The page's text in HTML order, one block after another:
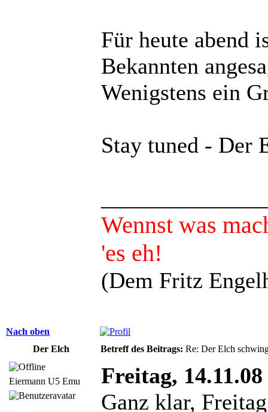
Für heute abend
Bekannten
Wenigstens ein
Stay tuned - Der
Wennst was
'es eh!
(Dem Fritz
Nach oben
Der Elch
Betreff des Beitrags: Re: Der Elch
Eiermann U5 Emu
Freitag, 14.11.08
Ganz klar,